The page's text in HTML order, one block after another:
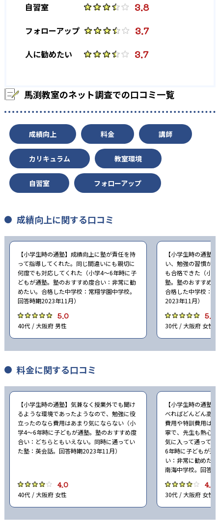
立命館高校 142 帝塚山高校
桃山学院高校 489
清教学園高校 261
187
関西大蔵高校 648
雲雀丘学園高校 249
奈良高校 192 畝傍高校 99
120
西京高校 83
桃山高校 60 山城高校 50
洛北高校 35 紫野高校
南陽高校 44 城南菱創高校 28
神戸高校 83
兵庫高校 66 御影高校 46
宝塚北高校 71 市立西宮東高校 19
県立西宮高校 40 膳所高校 163
他、多数合格
※2024年度、馬渕教室公式サイトより
自習室 3.8
フォローアップ 3.7
人に勧めたい 3.7
馬渕教室のネット調査での口コミ一覧
成績向上 料金 講師
カリキュラム 教室環境
自習室 フォローアップ
成績向上に関する口コミ
【小学生時の通塾】成績向上に塾が責任を持
って指導してくれた。同じ間違いにも親切に
何度でも対応してくれた（小学4〜6年時に子
どもが通塾。塾のおすすめ度合い：非常に勧
めたい。合格した中学校：常翔学園中学校。
回答時期2023年11月）
5.0
40代 / 大阪府 男性
【小学生時の通塾
い、勉強の習慣が
も合格できた（小
塾。塾のおすすめ
合格した中学校：
2023年11月）
5.0
30代 / 大阪府 女性
料金に関する口コミ
【小学生時の通塾】気兼なく授業外でも聞け
るような環境であったようなので、勉強に役
立ったのなら費用はあまり気にならない（小
学4〜6年時に子どもが通塾。塾のおすすめ度
合い：どちらともいえない。同時に通ってい
た塾：英会話。回答時期2023年11月）
4.0
40代 / 大阪府 女性
【小学生時の通塾
べればどんどん高
費用や特訓費用は
寧で、先生も熱心
気に入って通って
6年時に子どもが通
い：非常に勧めた
南海中学校。回答
4.0
30代 / 大阪府 女性